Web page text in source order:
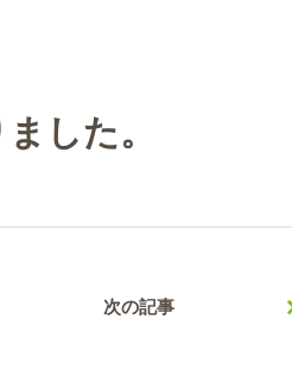
した。
次の記事